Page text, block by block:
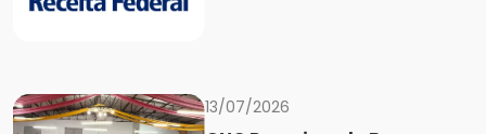
13/07/2026